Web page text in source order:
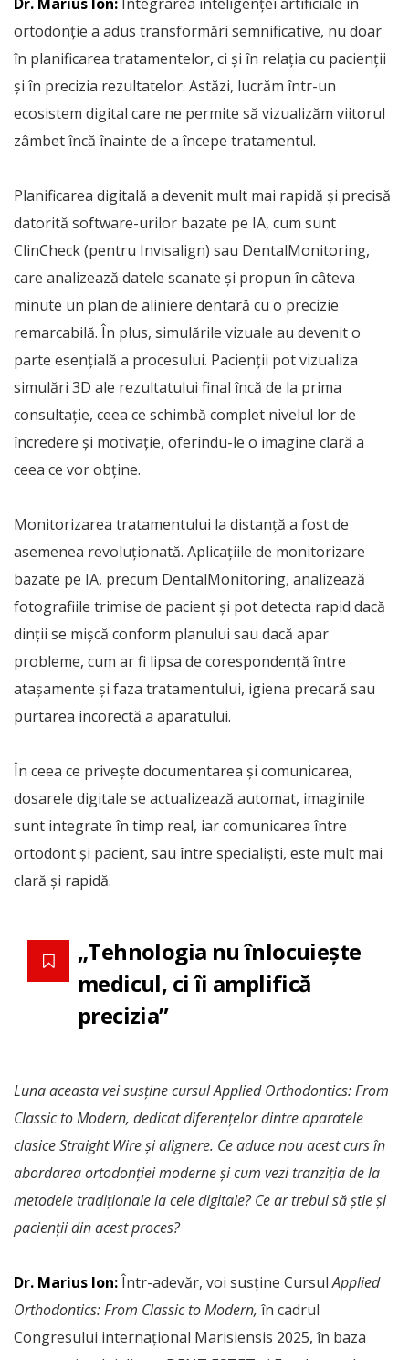
ortodonție a adus transformări semnificative, nu doar
în planificarea tratamentelor, ci și în relația cu pacienții
și în precizia rezultatelor. Astăzi, lucrăm într-un
ecosistem digital care ne permite să vizualizăm viitorul
zâmbet încă înainte de a începe tratamentul.
Planificarea digitală a devenit mult mai rapidă și precisă
datorită software-urilor bazate pe IA, cum sunt
ClinCheck (pentru Invisalign) sau DentalMonitoring,
care analizează datele scanate și propun în câteva
minute un plan de aliniere dentară cu o precizie
remarcabilă. În plus, simulările vizuale au devenit o
parte esențială a procesului. Pacienții pot vizualiza
simulări 3D ale rezultatului final încă de la prima
consultație, ceea ce schimbă complet nivelul lor de
încredere și motivație, oferindu-le o imagine clară a
ceea ce vor obține.
Monitorizarea tratamentului la distanță a fost de
asemenea revoluționată. Aplicațiile de monitorizare
bazate pe IA, precum DentalMonitoring, analizează
fotografiile trimise de pacient și pot detecta rapid dacă
dinții se mișcă conform planului sau dacă apar
probleme, cum ar fi lipsa de corespondență între
atașamente și faza tratamentului, igiena precară sau
purtarea incorectă a aparatului.
În ceea ce privește documentarea și comunicarea,
dosarele digitale se actualizează automat, imaginile
sunt integrate în timp real, iar comunicarea între
ortodont și pacient, sau între specialiști, este mult mai
clară și rapidă.
„Tehnologia nu înlocuiește
medicul, ci îi amplifică
precizia”
Luna aceasta vei susține cursul Applied Orthodontics: From
Classic to Modern, dedicat diferențelor dintre aparatele
clasice Straight Wire și alignere. Ce aduce nou acest curs în
abordarea ortodonției moderne și cum vezi tranziția de la
metodele tradiționale la cele digitale? Ce ar trebui să știe și
pacienții din acest proces?
Dr. Marius Ion:Într-adevăr, voi susține CursulApplied
Orthodontics: From Classic to Modern, în cadrul
Congresului internațional Marisiensis 2025, în baza